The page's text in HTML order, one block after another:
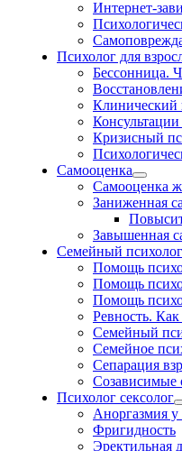
Интернет-
Психолог для
Бессонница.
Клинический
Консультации
Кризисный
Самооценка
Самооценка
Заниженная
Завышенная
Семейный психолог
Помощь
Помощь
Помощь
Ревность. Как
Семейный
Семейное
Сепарация
Созависимые
Психолог сексолог
Аноргазмия
Фригидность
Эректильная